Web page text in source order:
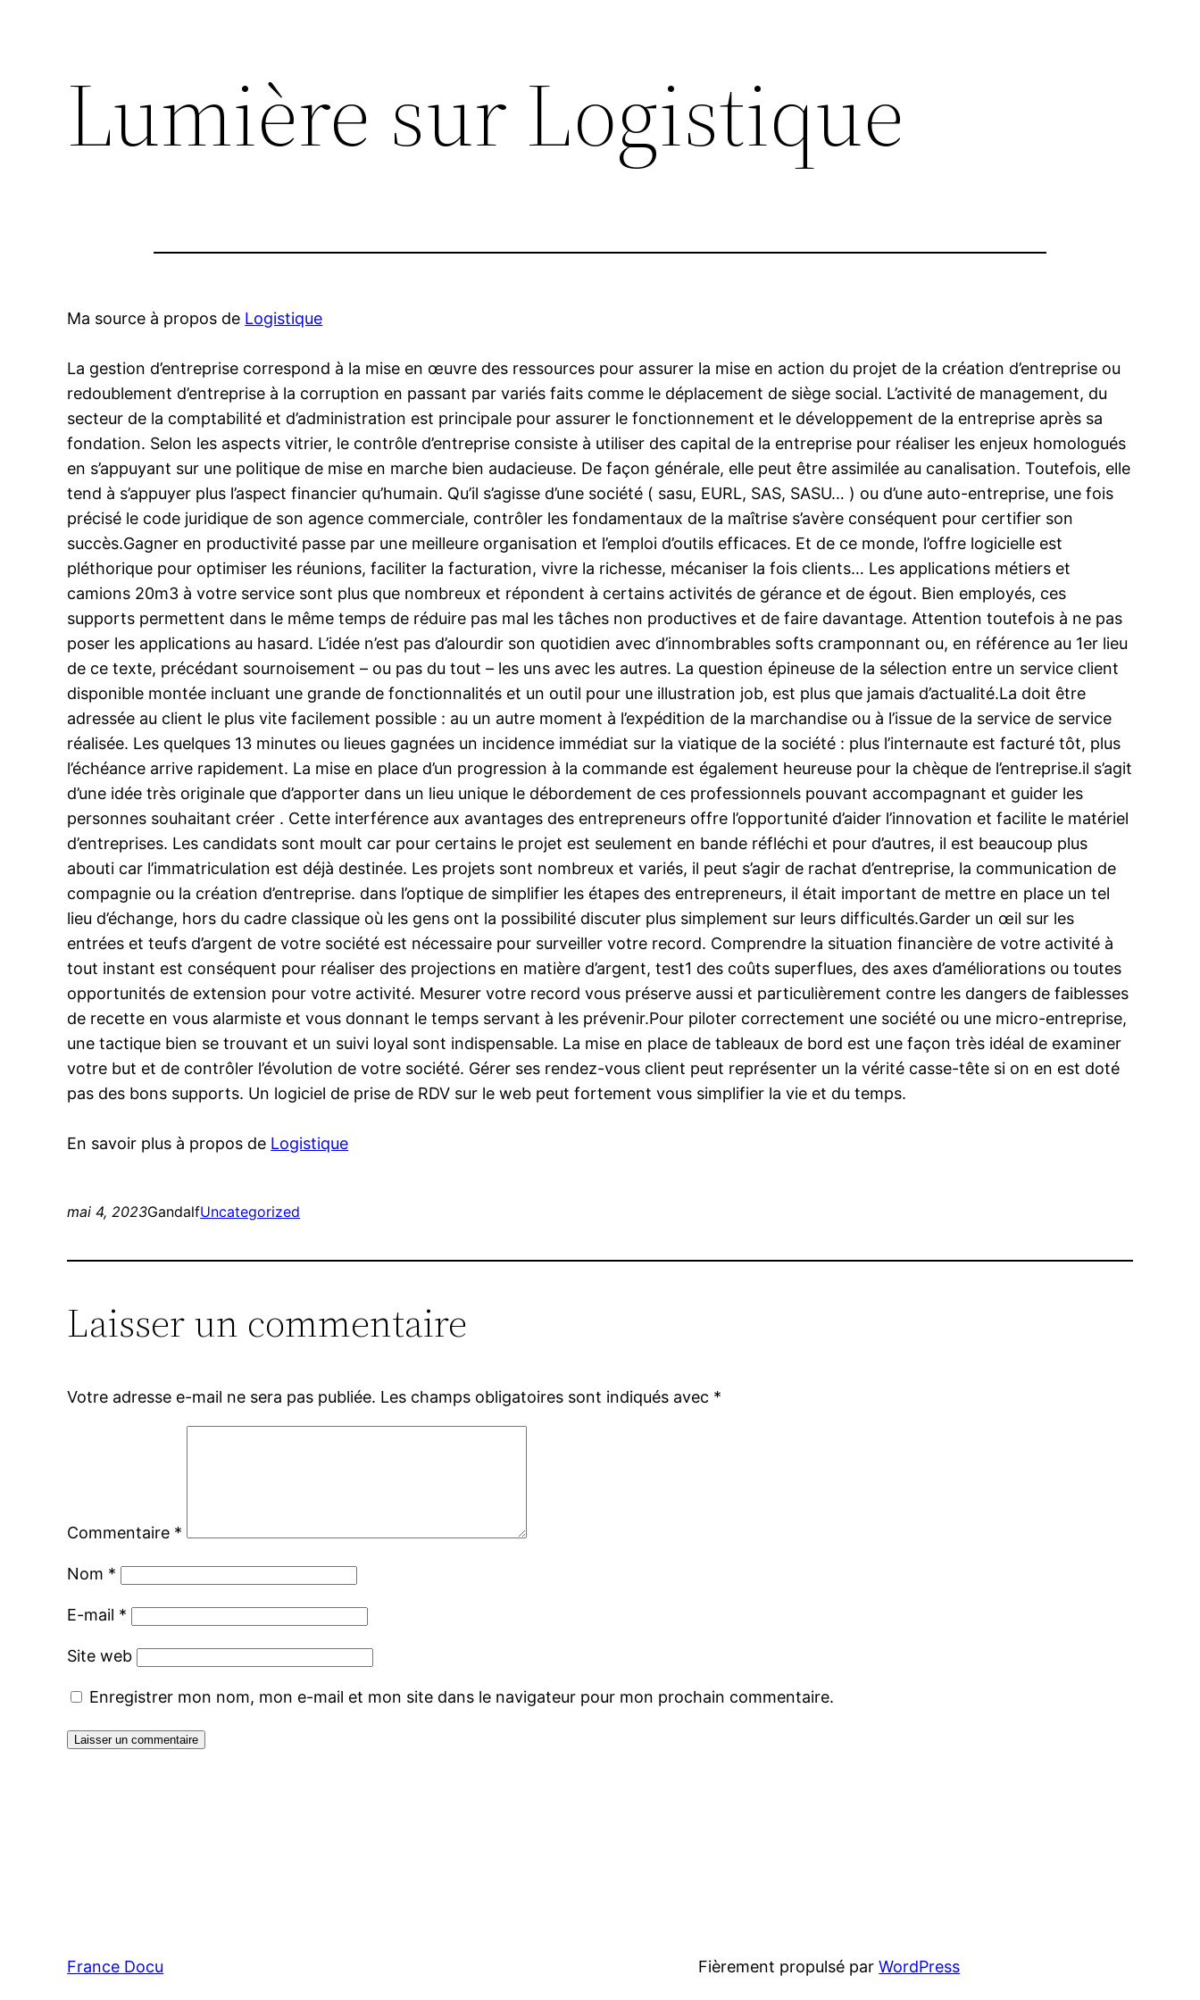
Lumière sur Logistique
Ma source à propos de Logistique
La gestion d’entreprise correspond à la mise en œuvre des ressources pour assurer la mise en action du projet de la création d’entreprise ou
redoublement d’entreprise à la corruption en passant par variés faits comme le déplacement de siège social. L’activité de management, du
secteur de la comptabilité et d’administration est principale pour assurer le fonctionnement et le développement de la entreprise après sa
fondation. Selon les aspects vitrier, le contrôle d’entreprise consiste à utiliser des capital de la entreprise pour réaliser les enjeux homologués
en s’appuyant sur une politique de mise en marche bien audacieuse. De façon générale, elle peut être assimilée au canalisation. Toutefois, elle
tend à s’appuyer plus l’aspect financier qu’humain. Qu’il s’agisse d’une société ( sasu, EURL, SAS, SASU… ) ou d’une auto-entreprise, une fois
précisé le code juridique de son agence commerciale, contrôler les fondamentaux de la maîtrise s’avère conséquent pour certifier son
succès.Gagner en productivité passe par une meilleure organisation et l’emploi d’outils efficaces. Et de ce monde, l’offre logicielle est
pléthorique pour optimiser les réunions, faciliter la facturation, vivre la richesse, mécaniser la fois clients… Les applications métiers et
camions 20m3 à votre service sont plus que nombreux et répondent à certains activités de gérance et de égout. Bien employés, ces
supports permettent dans le même temps de réduire pas mal les tâches non productives et de faire davantage. Attention toutefois à ne pas
poser les applications au hasard. L’idée n’est pas d’alourdir son quotidien avec d’innombrables softs cramponnant ou, en référence au 1er lieu
de ce texte, précédant sournoisement – ou pas du tout – les uns avec les autres. La question épineuse de la sélection entre un service client
disponible montée incluant une grande de fonctionnalités et un outil pour une illustration job, est plus que jamais d’actualité.La doit être
adressée au client le plus vite facilement possible : au un autre moment à l’expédition de la marchandise ou à l’issue de la service de service
réalisée. Les quelques 13 minutes ou lieues gagnées un incidence immédiat sur la viatique de la société : plus l’internaute est facturé tôt, plus
l’échéance arrive rapidement. La mise en place d’un progression à la commande est également heureuse pour la chèque de l’entreprise.il s’agit
d’une idée très originale que d’apporter dans un lieu unique le débordement de ces professionnels pouvant accompagnant et guider les
personnes souhaitant créer . Cette interférence aux avantages des entrepreneurs offre l’opportunité d’aider l’innovation et facilite le matériel
d’entreprises. Les candidats sont moult car pour certains le projet est seulement en bande réfléchi et pour d’autres, il est beaucoup plus
abouti car l’immatriculation est déjà destinée. Les projets sont nombreux et variés, il peut s’agir de rachat d’entreprise, la communication de
compagnie ou la création d’entreprise. dans l’optique de simplifier les étapes des entrepreneurs, il était important de mettre en place un tel
lieu d’échange, hors du cadre classique où les gens ont la possibilité discuter plus simplement sur leurs difficultés.Garder un œil sur les
entrées et teufs d’argent de votre société est nécessaire pour surveiller votre record. Comprendre la situation financière de votre activité à
tout instant est conséquent pour réaliser des projections en matière d’argent, test1 des coûts superflues, des axes d’améliorations ou toutes
opportunités de extension pour votre activité. Mesurer votre record vous préserve aussi et particulièrement contre les dangers de faiblesses
de recette en vous alarmiste et vous donnant le temps servant à les prévenir.Pour piloter correctement une société ou une micro-entreprise,
une tactique bien se trouvant et un suivi loyal sont indispensable. La mise en place de tableaux de bord est une façon très idéal de examiner
votre but et de contrôler l’évolution de votre société. Gérer ses rendez-vous client peut représenter un la vérité casse-tête si on en est doté
pas des bons supports. Un logiciel de prise de RDV sur le web peut fortement vous simplifier la vie et du temps.
En savoir plus à propos de Logistique
mai 4, 2023GandalfUncategorized
Laisser un commentaire
Votre adresse e-mail ne sera pas publiée. Les champs obligatoires sont indiqués avec *
Commentaire *
Nom *
E-mail *
Site web
Enregistrer mon nom, mon e-mail et mon site dans le navigateur pour mon prochain commentaire.
France Docu Fièrement propulsé parWordPress